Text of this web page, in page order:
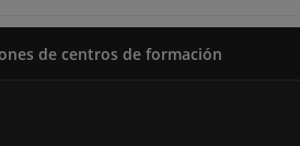
de centros de formación